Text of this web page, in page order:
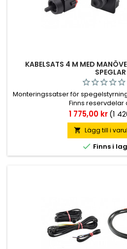
KABELSATS 4 M MED
SPEGLAR
Monteringssatser för
Finns reservdelar
Pris
1 775,00 kr (1
 Lägg till i
 Finns i